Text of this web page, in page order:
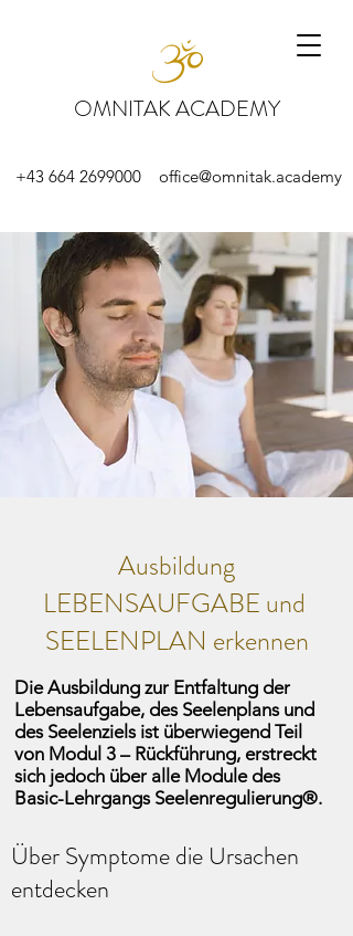
OMNITAK ACADEMY
+43 664 2699000 office@omnitak.academy
Ausbildung
LEBENSAUFGABE und
SEELENPLAN erkennen
Die Ausbildung zur Entfaltung der
Lebensaufgabe, des Seelenplans und
des Seelenziels ist überwiegend Teil
von Modul 3 – Rückführung, erstreckt
sich jedoch über alle Module des
Basic-Lehrgangs Seelenregulierung®.
Über Symptome die Ursachen
entdecken